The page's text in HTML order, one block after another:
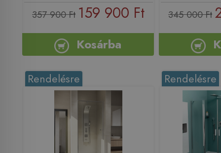
357 900 Ft 159 900 Ft
Kosárba
345 000 Ft
Rendelésre Rendelésre